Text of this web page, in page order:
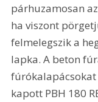
párhuzamosan
ha viszont
felmelegszik a
lapka. A beton
fúrókalapácsokat
kapott PBH 180